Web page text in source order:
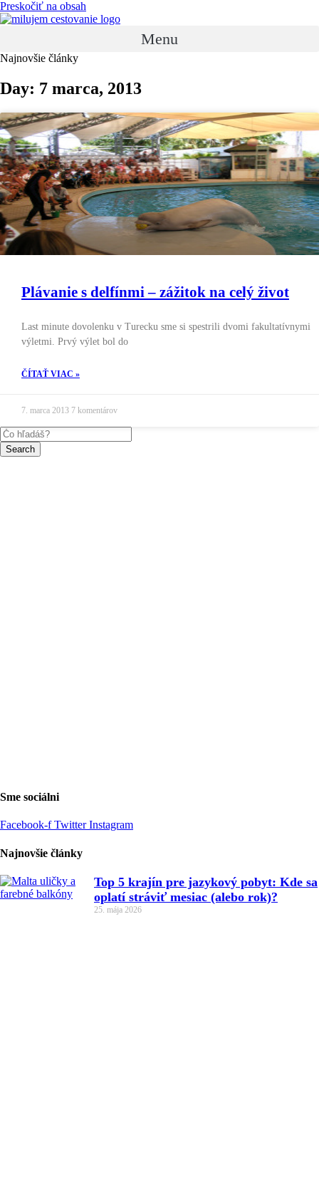
Preskočiť na obsah
Menu
Najnovšie články
Day: 7 marca, 2013
Plávanie s delfínmi – zážitok na celý život
Last minute dovolenku v Turecku sme si spestrili dvomi fakultatívnymi
výletmi. Prvý výlet bol do
ČÍTAŤ VIAC »
7. marca 2013 7 komentárov
Search
Sme sociálni
Facebook-f Twitter Instagram
Najnovšie články
Top 5 krajín pre jazykový pobyt: Kde sa
oplatí stráviť mesiac (alebo rok)?
25. mája 2026